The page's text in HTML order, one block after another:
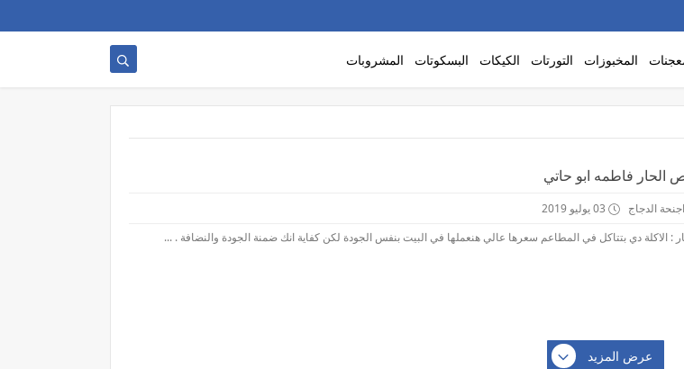
المخبوزات التورتات الكيكات البسكوتات المشروبات
الحار فاطمه ابو حاتي
اجنحة الدجاج
03 يوليو 2019
: الاكلة دي بتتاكل في المطاعم سعرها عالي هنعملها في البيت بنفس الجودة لكن كفاية انك ضمنة الجودة والنضافة . ...
عرض المزيد